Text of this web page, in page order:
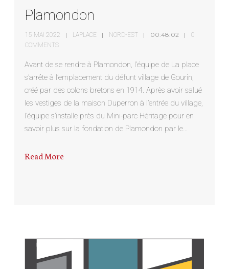
Plamondon
15 MAI 2022 LAPLACE NORD-EST 00:48:02
0
COMMENTS
Avant de se rendre à Plamondon, l’équipe de La place
s’arrête à l’emplacement du défunt village de Gourin,
créé par des colons bretons en 1914. Après avoir salué
les vestiges de la maison Duperron à l’entrée du village,
l’équipe s’installe près du Mini-parc Héritage pour en
savoir plus sur la fondation de Plamondon par le…
Read More